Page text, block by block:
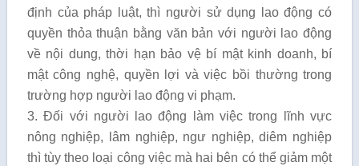
định của pháp luật, thì người sử dụng lao động có
quyền thỏa thuận bằng văn bản với người lao động
về nội dung, thời hạn bảo vệ bí mật kinh doanh, bí
mật công nghệ, quyền lợi và việc bồi thường trong
trường hợp người lao động vi phạm.
3. Đối với người lao động làm việc trong lĩnh vực
nông nghiệp, lâm nghiệp, ngư nghiệp, diêm nghiệp
thì tùy theo loại công việc mà hai bên có thể giảm một